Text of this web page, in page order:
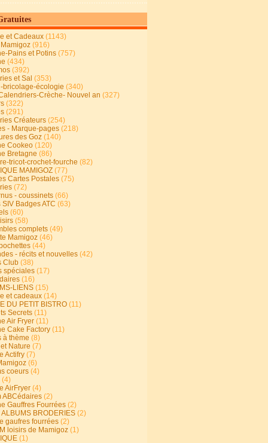
et Cadeaux (1143)
(916)
Pains et Potins (757)
(434)
(392)
et Sal (353)
bricolage-écologie (340)
Crèche- Nouvel an (327)
(322)
(291)
Créateurs (254)
- Marque-pages (218)
des Goz (140)
Cookeo (120)
Bretagne (86)
tricot-crochet-fourche (82)
MAMIGOZ (77)
Cartes Postales (75)
(72)
- coussinets (66)
Badges ATC (63)
(60)
(58)
complets (49)
Mamigoz (46)
(44)
- récits et nouvelles (42)
Club (38)
spéciales (17)
(16)
LIENS (15)
et cadeaux (14)
DU PETIT BISTRO (11)
Secrets (11)
Air Fryer (11)
Cake Factory (11)
à thème (8)
Nature (7)
Actifry (7)
(6)
coeurs (4)
(4)
AirFryer (4)
ABCédaires (2)
Gauffres Fourrées (2)
ALBUMS BRODERIES (2)
gaufres fourrées (2)
loisirs de Mamigoz (1)
(1)